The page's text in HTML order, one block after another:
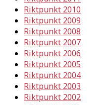
Riktpunkt 2010
Riktpunkt 2009
Riktpunkt 2008
Riktpunkt 2007
Riktpunkt 2006
Riktpunkt 2005
Riktpunkt 2004
Riktpunkt 2003
Riktpunkt 2002